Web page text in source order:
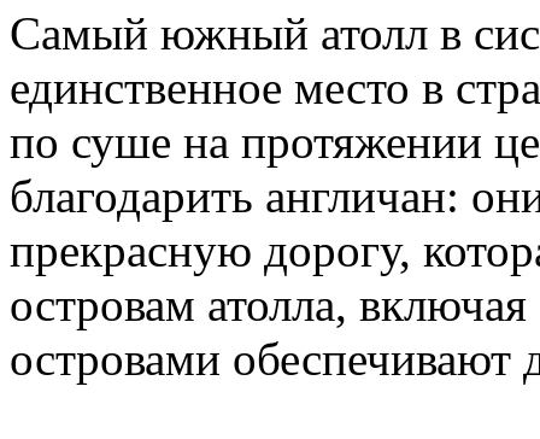
Самый южный атолл в
единственное место в
по суше на протяжении
благодарить англичан:
прекрасную дорогу,
островам атолла,
островами обеспечивают